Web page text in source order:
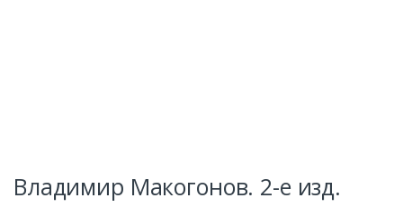
Владимир Макогонов. 2-е изд.